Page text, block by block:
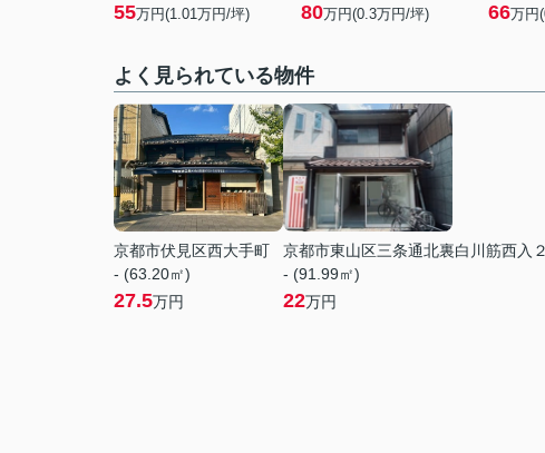
55万円(1.01万円/坪) 80万円(0.3万円/坪) 66万円(
よく見られている物件
京都市伏見区西大手町
- (63.20㎡)
27.5万円
京都市東山区三条通北裏白川筋西入
- (91.99㎡)
22万円